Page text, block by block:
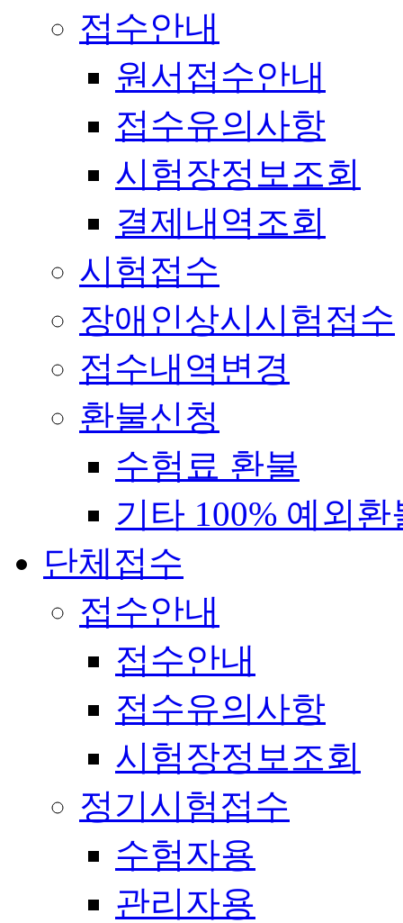
접수안내
원서접수안내
접수유의사항
시험장정보조회
결제내역조회
시험접수
장애인상시시험접수
접수내역변경
환불신청
수험료 환불
기타 100% 예외환
단체접수
접수안내
접수안내
접수유의사항
시험장정보조회
정기시험접수
수험자용
관리자용